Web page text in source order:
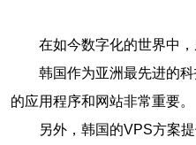
在如今数字化的世界中
韩国作为亚洲最先进的
的应用程序和网站非常重要。
另外，韩国的VPS方案